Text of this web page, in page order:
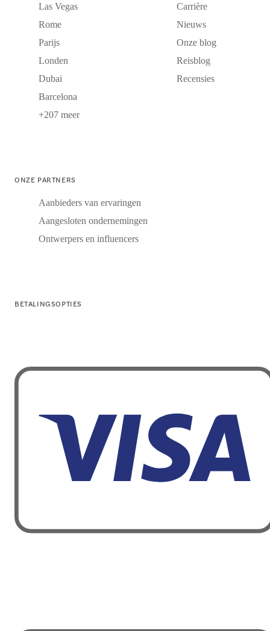
Las Vegas
Rome
Parijs
Londen
Dubai
Barcelona
+207 meer
Carrière
Nieuws
Onze blog
Reisblog
Recensies
ONZE PARTNERS
Aanbieders van ervaringen
Aangesloten ondernemingen
Ontwerpers en influencers
BETALINGSOPTIES